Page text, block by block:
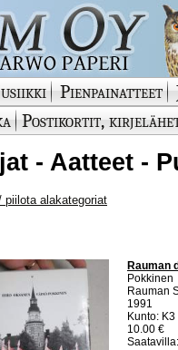
Pienpainatteet
Postikortit,
- Aatteet -
piilota alakategoriat
Rauman
Pokkinen
Rauman
1991
Kunto:
10.00 €